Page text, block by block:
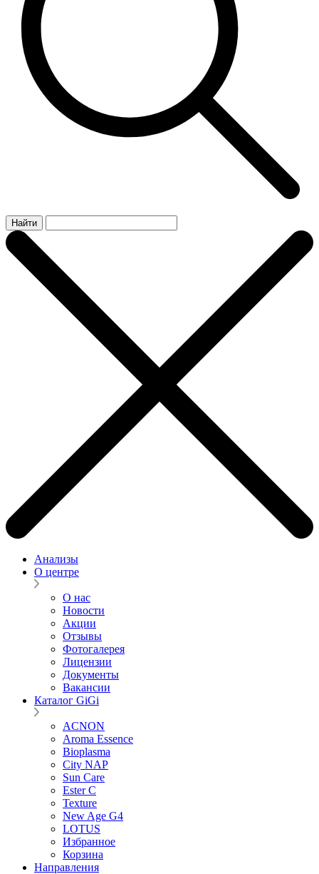
Найти
Анализы
О центре
О нас
Новости
Акции
Отзывы
Фотогалерея
Лицензии
Документы
Вакансии
Каталог GiGi
ACNON
Aroma Essence
Bioplasma
City NAP
Sun Care
Ester C
Texture
New Age G4
LOTUS
Избранное
Корзина
Направления